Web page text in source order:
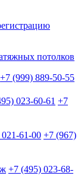
+7 (999) 889-50-55
023-60-61 +7
61-00 +7 (967)
+7 (495) 023-68-